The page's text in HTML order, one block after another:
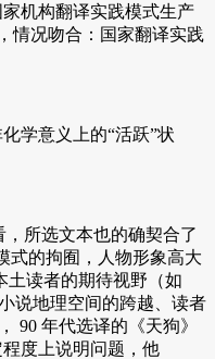
机构翻译实践模式生产
情况吻合：国家翻译实践
学意义上的“活跃”状
所选文本也的确契合了
式的拘囿，人物形象高大
土读者的期待视野（如
说地理空间的跨越、读者
90 年代选译的《天狗》
度上说明问题，他